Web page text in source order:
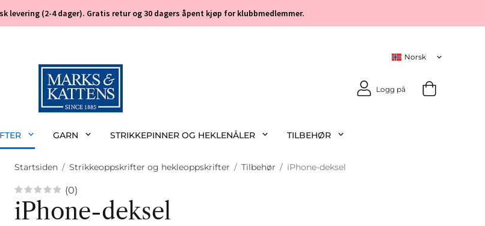
levering (2-4 dager). Gratis retur og 30 dagers åpent kjøp for klubbmedlemmer.
Logg på
GARN STRIKKEPINNER OG HEKLENÅLER TILBEHØR
Startsiden / Strikkeoppskrifter og hekleoppskrifter / Tilbehør / iPhone-deksel
(0)
iPhone-deksel